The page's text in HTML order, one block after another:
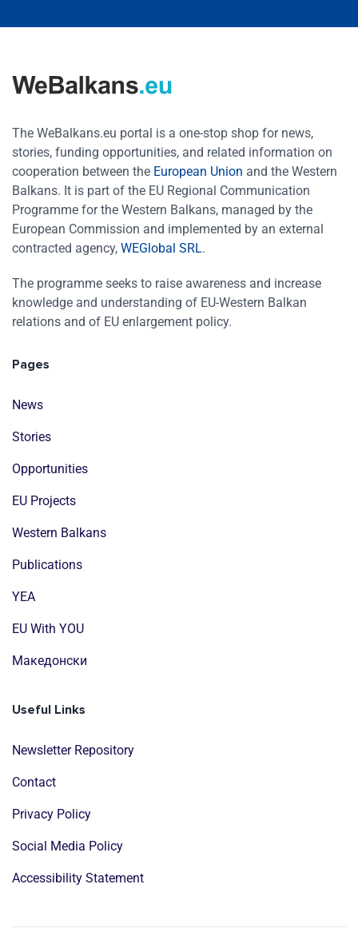
The WeBalkans.eu portal is a one-stop shop for news,
stories, funding opportunities, and related information on
cooperation between the European Union and the Western
Balkans. It is part of the EU Regional Communication
Programme for the Western Balkans, managed by the
European Commission and implemented by an external
contracted agency, WEGlobal SRL.
The programme seeks to raise awareness and increase
knowledge and understanding of EU-Western Balkan
relations and of EU enlargement policy.
Pages
News
Stories
Opportunities
EU Projects
Western Balkans
Publications
YEA
EU With YOU
Mакедонски
Useful Links
Newsletter Repository
Contact
Privacy Policy
Social Media Policy
Accessibility Statement